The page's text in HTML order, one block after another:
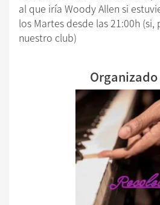
al que iría Woody Allen si
los Martes desde las 21:00h (si,
nuestro club)